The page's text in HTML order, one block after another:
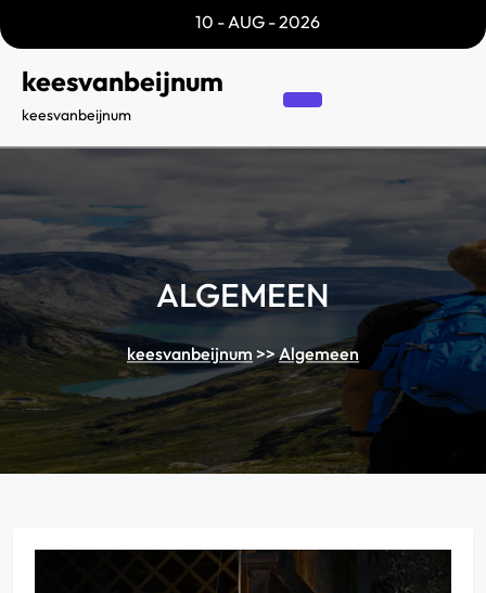
to
content
10 - AUG - 2026
keesvanbeijnum
keesvanbeijnum
ALGEMEEN
keesvanbeijnum >>Algemeen